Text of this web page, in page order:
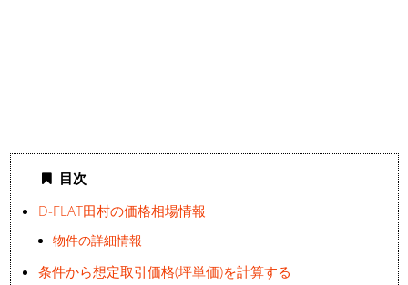
目次
D-FLAT田村の価格相場情報
物件の詳細情報
条件から想定取引価格(坪単価)を計算する